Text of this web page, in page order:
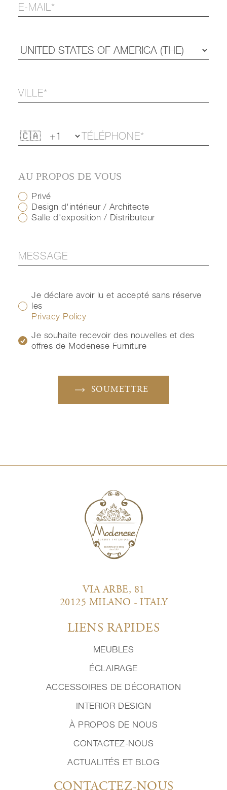
AU PROPOS DE VOUS
Privé
Design d'intérieur / Architecte
Salle d'exposition / Distributeur
Je déclare avoir lu et accepté sans réserve
les
Privacy Policy
Je souhaite recevoir des nouvelles et des
offres de Modenese Furniture
SOUMETTRE
VIA ARBE, 81
20125 MILANO - ITALY
LIENS RAPIDES
MEUBLES
ÉCLAIRAGE
ACCESSOIRES DE DÉCORATION
INTERIOR DESIGN
À PROPOS DE NOUS
CONTACTEZ-NOUS
ACTUALITÉS ET BLOG
CONTACTEZ-NOUS